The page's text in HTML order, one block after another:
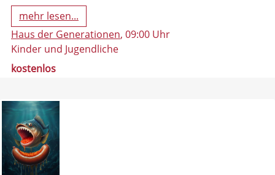
mehr lesen...
Haus der Generationen, 09:00 Uhr
Kinder und Jugendliche
kostenlos